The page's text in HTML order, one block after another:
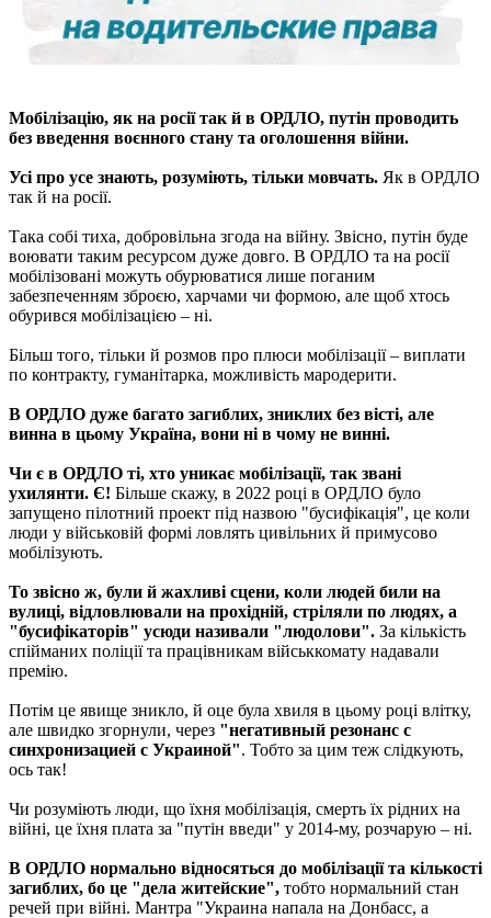
Мобілізацію, як на росії так й в ОРДЛО, путін проводить
без введення воєнного стану та оголошення війни.
Усі про усе знають, розуміють, тільки мовчать. Як в ОРДЛО
так й на росії.
Така собі тиха, добровільна згода на війну. Звісно, путін буде
воювати таким ресурсом дуже довго. В ОРДЛО та на росії
мобілізовані можуть обурюватися лише поганим
забезпеченням зброєю, харчами чи формою, але щоб хтось
обурився мобілізацією – ні.
Більш того, тільки й розмов про плюси мобілізації – виплати
по контракту, гуманітарка, можливість мародерити.
В ОРДЛО дуже багато загиблих, зниклих без вісті, але
винна в цьому Україна, вони ні в чому не винні.
Чи є в ОРДЛО ті, хто уникає мобілізації, так звані
ухилянти. Є! Більше скажу, в 2022 році в ОРДЛО було
запущено пілотний проект під назвою "бусифікація", це коли
люди у військовій формі ловлять цивільних й примусово
мобілізують.
То звісно ж, були й жахливі сцени, коли людей били на
вулиці, відловлювали на прохідній, стріляли по людях, а
"бусифікаторів" усюди називали "людолови". За кількість
спійманих поліції та працівникам військкомату надавали
премію.
Потім це явище зникло, й оце була хвиля в цьому році влітку,
але швидко згорнули, через "негативный резонанс с
синхронизацией с Украиной". Тобто за цим теж слідкують,
ось так!
Чи розуміють люди, що їхня мобілізація, смерть їх рідних на
війні, це їхня плата за "путін введи" у 2014-му, розчарую – ні.
В ОРДЛО нормально відносяться до мобілізації та кількості
загиблих, бо це "дела житейские", тобто нормальний стан
речей при війні. Мантра "Украина напала на Донбасс, а